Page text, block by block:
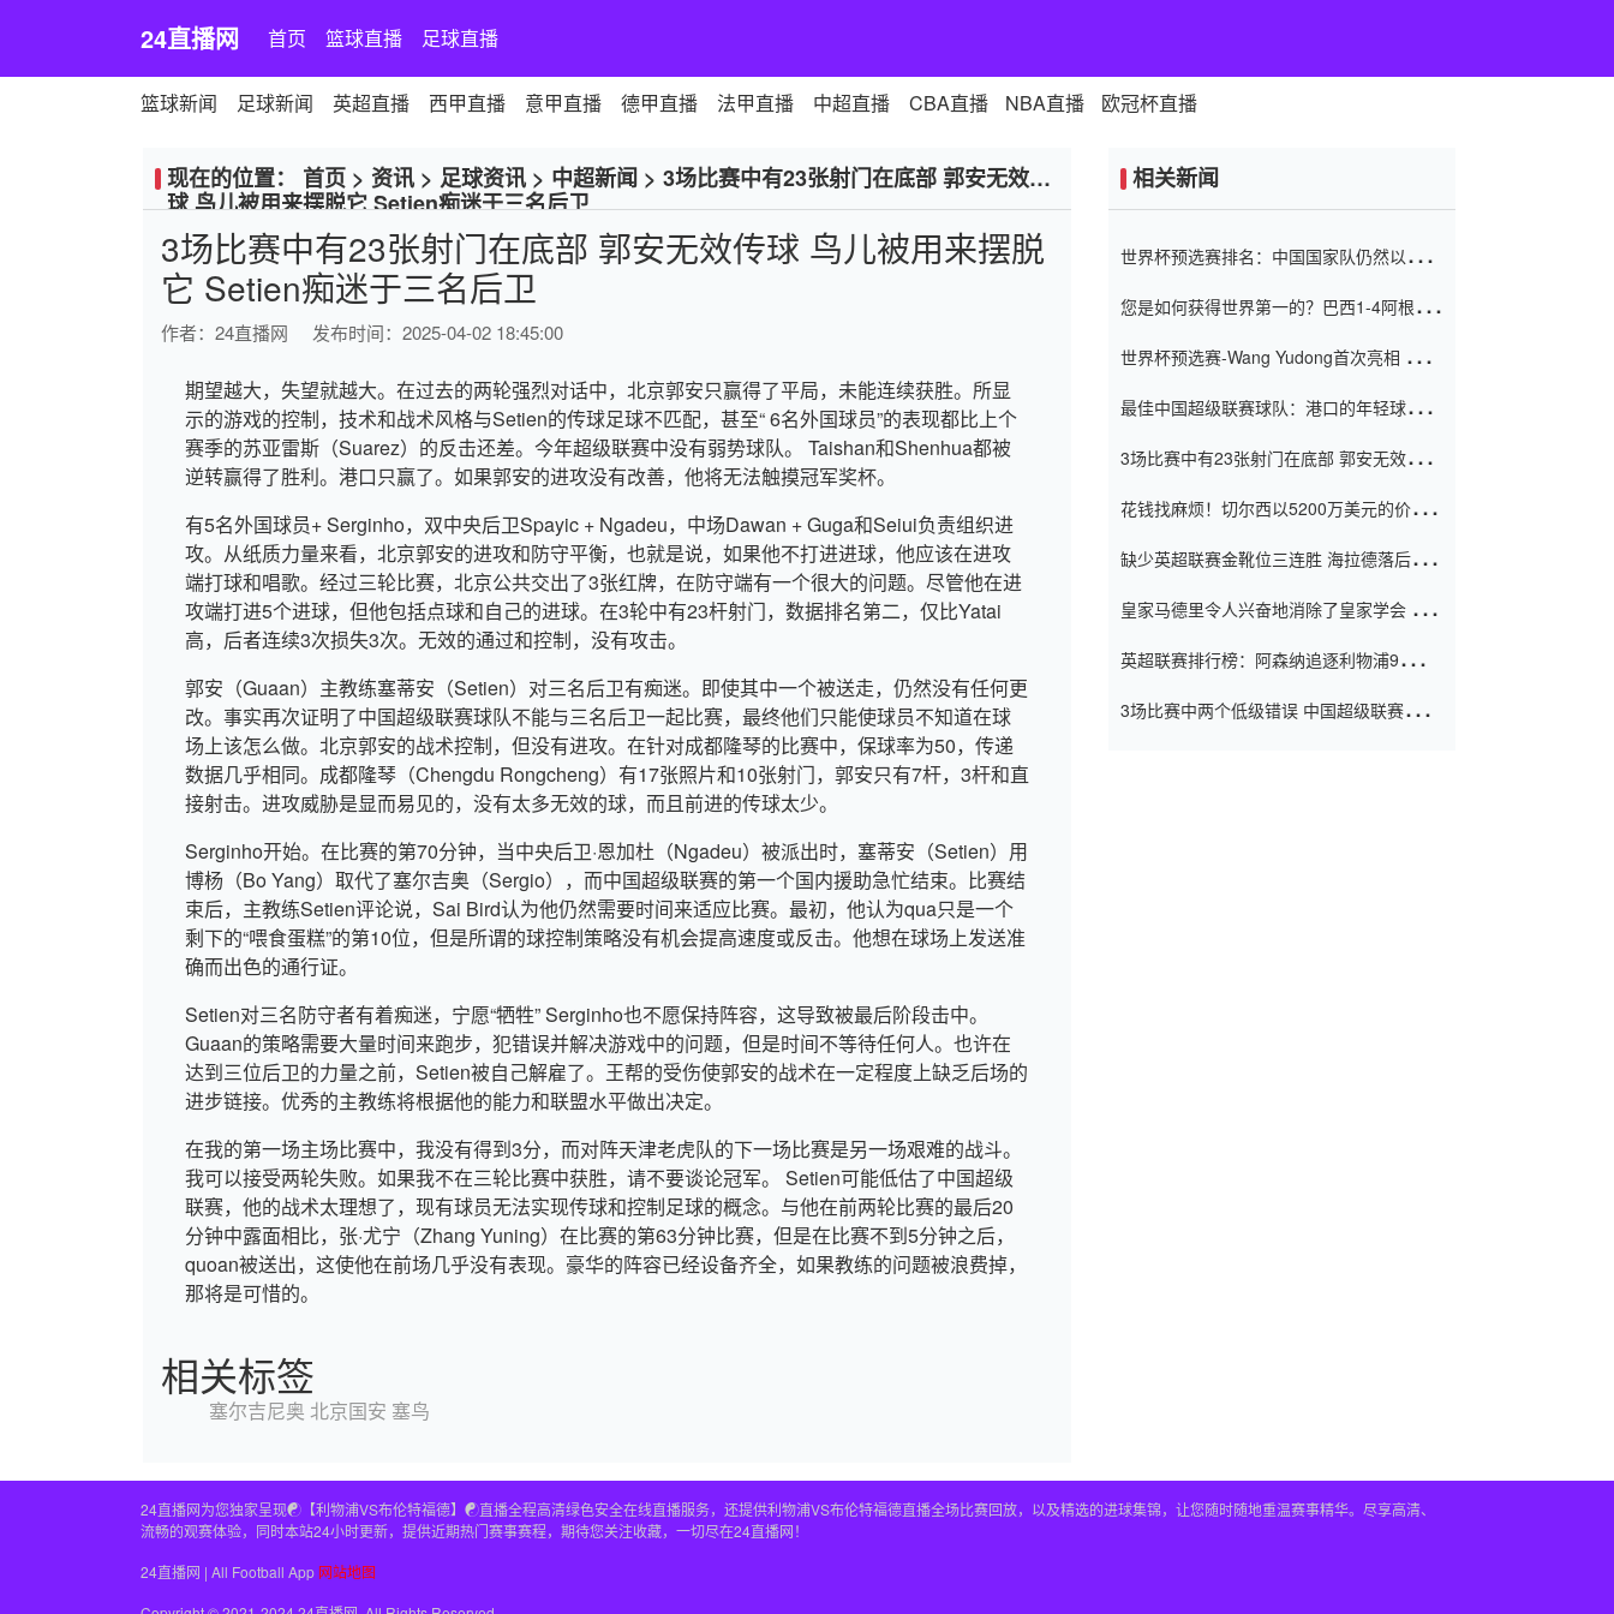
24直播网 首页 篮球直播 足球直播
篮球新闻 足球新闻 英超直播 西甲直播 意甲直播 德甲直播 法甲直播 中超直播 CBA直播 NBA直播 欧冠杯直播
现在的位置： 首页 > 资讯 > 足球资讯 > 中超新闻 > 3场比赛中有23张射门在底部 郭安无效传
球 鸟儿被用来摆脱它 Setien痴迷于三名后卫
3场比赛中有23张射门在底部 郭安无效传球 鸟儿被用来摆脱
它 Setien痴迷于三名后卫
作者： 24直播网 发布时间：2025-04-02 18:45:00
期望越大，失望就越大。在过去的两轮强烈对话中，北京郭安只赢得了平局，未能连续获胜。所显
示的游戏的控制，技术和战术风格与Setien的传球足球不匹配，甚至“ 6名外国球员”的表现都比上个
赛季的苏亚雷斯（Suarez）的反击还差。今年超级联赛中没有弱势球队。 Taishan和Shenhua都被
逆转赢得了胜利。港口只赢了。如果郭安的进攻没有改善，他将无法触摸冠军奖杯。
有5名外国球员+ Serginho，双中央后卫Spayic + Ngadeu，中场Dawan + Guga和Seiui负责组织进
攻。从纸质力量来看，北京郭安的进攻和防守平衡，也就是说，如果他不打进进球，他应该在进攻
端打球和唱歌。经过三轮比赛，北京公共交出了3张红牌，在防守端有一个很大的问题。尽管他在进
攻端打进5个进球，但他包括点球和自己的进球。在3轮中有23杆射门，数据排名第二，仅比Yatai
高，后者连续3次损失3次。无效的通过和控制，没有攻击。
郭安（Guaan）主教练塞蒂安（Setien）对三名后卫有痴迷。即使其中一个被送走，仍然没有任何更
改。事实再次证明了中国超级联赛球队不能与三名后卫一起比赛，最终他们只能使球员不知道在球
场上该怎么做。北京郭安的战术控制，但没有进攻。在针对成都隆琴的比赛中，保球率为50，传递
数据几乎相同。成都隆琴（Chengdu Rongcheng）有17张照片和10张射门，郭安只有7杆，3杆和直
接射击。进攻威胁是显而易见的，没有太多无效的球，而且前进的传球太少。
Serginho开始。在比赛的第70分钟，当中央后卫·恩加杜（Ngadeu）被派出时，塞蒂安（Setien）用
博杨（Bo Yang）取代了塞尔吉奥（Sergio），而中国超级联赛的第一个国内援助急忙结束。比赛结
束后，主教练Setien评论说，Sai Bird认为他仍然需要时间来适应比赛。最初，他认为qua只是一个
剩下的“喂食蛋糕”的第10位，但是所谓的球控制策略没有机会提高速度或反击。他想在球场上发送准
确而出色的通行证。
Setien对三名防守者有着痴迷，宁愿“牺牲” Serginho也不愿保持阵容，这导致被最后阶段击中。
Guaan的策略需要大量时间来跑步，犯错误并解决游戏中的问题，但是时间不等待任何人。也许在
达到三位后卫的力量之前，Setien被自己解雇了。王帮的受伤使郭安的战术在一定程度上缺乏后场的
进步链接。优秀的主教练将根据他的能力和联盟水平做出决定。
在我的第一场主场比赛中，我没有得到3分，而对阵天津老虎队的下一场比赛是另一场艰难的战斗。
我可以接受两轮失败。如果我不在三轮比赛中获胜，请不要谈论冠军。 Setien可能低估了中国超级
联赛，他的战术太理想了，现有球员无法实现传球和控制足球的概念。与他在前两轮比赛的最后20
分钟中露面相比，张·尤宁（Zhang Yuning）在比赛的第63分钟比赛，但是在比赛不到5分钟之后，
quoan被送出，这使他在前场几乎没有表现。豪华的阵容已经设备齐全，如果教练的问题被浪费掉，
那将是可惜的。
相关标签
塞尔吉尼奥 北京国安 塞鸟
相关新闻
世界杯预选赛排名：中国国家队仍然以6分
您是如何获得世界第一的？巴西1-4阿根
世界杯预选赛-Wang Yudong首次亮相 中国
最佳中国超级联赛球队：港口的年轻球员在
（Taishan）
3场比赛中有23张射门在底部 郭安无效传球
花钱找麻烦！切尔西以5200万美元的价格
窗口
缺少英超联赛金靴位三连胜 海拉德落后6球
皇家马德里令人兴奋地消除了皇家学会 安
英超联赛排行榜：阿森纳追逐利物浦9分 曼
3场比赛中两个低级错误 中国超级联赛的前
24直播网为您独家呈现☯️【利物浦VS布伦特福德】☯️直播全程高清绿色安全在线直播服务，还提供利物浦VS布伦特福德直播全场比赛回放，以及精选的进球集锦，让您随时随地重温赛事精华。尽享高清、
流畅的观赛体验，同时本站24小时更新，提供近期热门赛事赛程，期待您关注收藏，一切尽在24直播网！
24直播网 | All Football App 网站地图